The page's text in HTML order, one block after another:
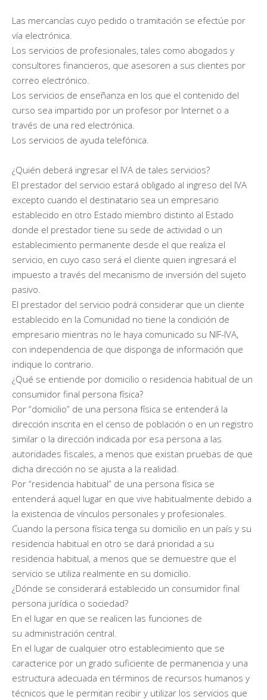
Las mercancías cuyo pedido o tramitación se efectúe por
vía electrónica.
Los servicios de profesionales, tales como abogados y
consultores financieros, que asesoren a sus clientes por
correo electrónico.
Los servicios de enseñanza en los que el contenido del
curso sea impartido por un profesor por Internet o a
través de una red electrónica.
Los servicios de ayuda telefónica.
¿Quién deberá ingresar el IVA de tales servicios?
El prestador del servicio estará obligado al ingreso del IVA
excepto cuando el destinatario sea un empresario
establecido en otro Estado miembro distinto al Estado
donde el prestador tiene su sede de actividad o un
establecimiento permanente desde el que realiza el
servicio, en cuyo caso será el cliente quien ingresará el
impuesto a través del mecanismo de inversión del sujeto
pasivo.
El prestador del servicio podrá considerar que un cliente
establecido en la Comunidad no tiene la condición de
empresario mientras no le haya comunicado su NIF-IVA,
con independencia de que disponga de información que
indique lo contrario.
¿Qué se entiende por domicilio o residencia habitual de un
consumidor final persona física?
Por “domicilio” de una persona física se entenderá la
dirección inscrita en el censo de población o en un registro
similar o la dirección indicada por esa persona a las
autoridades fiscales, a menos que existan pruebas de que
dicha dirección no se ajusta a la realidad.
Por “residencia habitual” de una persona física se
entenderá aquel lugar en que vive habitualmente debido a
la existencia de vínculos personales y profesionales.
Cuando la persona física tenga su domicilio en un país y su
residencia habitual en otro se dará prioridad a su
residencia habitual, a menos que se demuestre que el
servicio se utiliza realmente en su domicilio.
¿Dónde se considerará establecido un consumidor final
persona jurídica o sociedad?
En el lugar en que se realicen las funciones de
su administración central.
En el lugar de cualquier otro establecimiento que se
caracterice por un grado suficiente de permanencia y una
estructura adecuada en términos de recursos humanos y
técnicos que le permitan recibir y utilizar los servicios que